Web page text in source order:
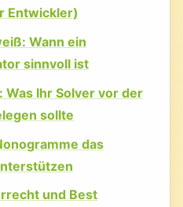
Entwickler)
Wann ein
sinnvoll ist
Ihr Solver vor der
sollte
das
und Best